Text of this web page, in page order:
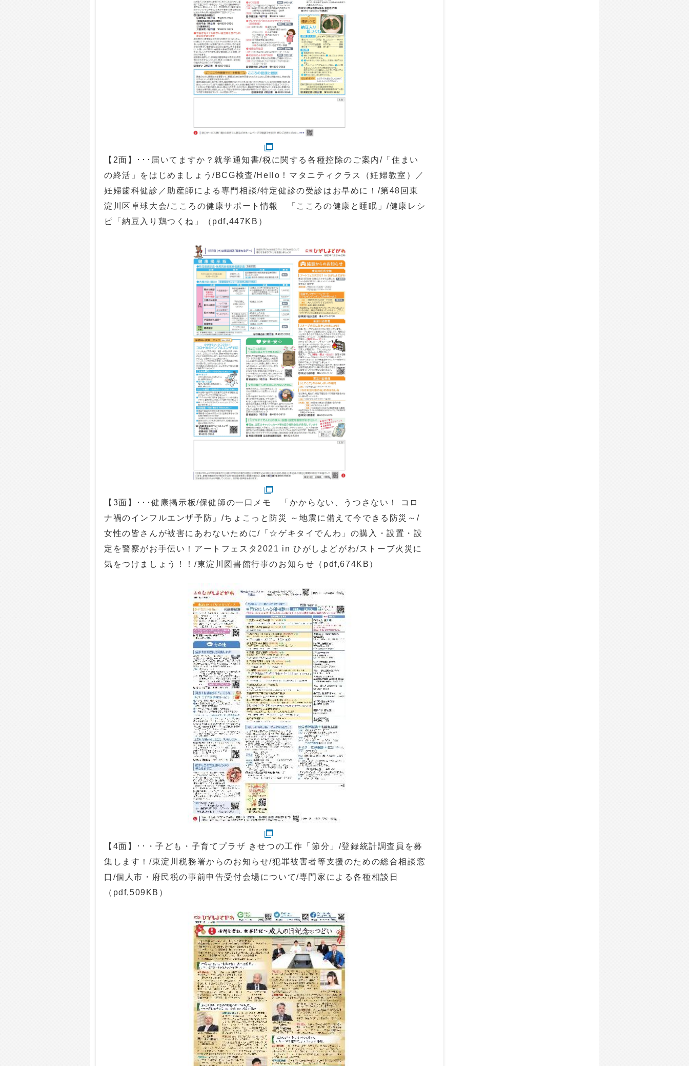
【2面】･･･届いてますか？就学通知書/税に関する各種控除のご案内/「住まい
の終活」をはじめましょう/BCG検査/Hello！マタニティクラス（妊婦教室）／
妊婦歯科健診／助産師による専門相談/特定健診の受診はお早めに！/第48回東
淀川区卓球大会/こころの健康サポート情報 「こころの健康と睡眠」/健康レシ
ピ「納豆入り鶏つくね」（pdf,447KB）
【3面】･･･健康掲示板/保健師の一口メモ 「かからない、うつさない！ コロ
ナ禍のインフルエンザ予防」/ちょこっと防災 ～地震に備えて今できる防災～/
女性の皆さんが被害にあわないために/「☆ゲキタイでんわ」の購入・設置・設
定を警察がお手伝い！アートフェスタ2021 in ひがしよどがわ/ストーブ火災に
気をつけましょう！！/東淀川図書館行事のお知らせ（pdf,674KB）
【4面】･･・子ども・子育てプラザ きせつの工作「節分」/登録統計調査員を募
集します！/東淀川税務署からのお知らせ/犯罪被害者等支援のための総合相談窓
口/個人市・府民税の事前申告受付会場について/専門家による各種相談日
（pdf,509KB）